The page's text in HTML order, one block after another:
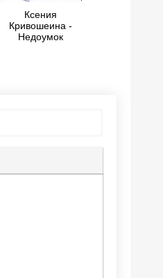
Ксения
Кривошеина -
Недоумок